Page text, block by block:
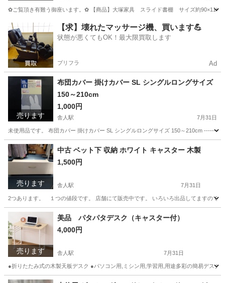
✿ご覧頂き有難う御座います。✿ 【商品】大塚家具 スライド書棚 サイズ約
東京 足立区 舎人駅 収納家具
【求】壊れたマッサージ機、買います💪
状態が悪くてもOK！最大限買取します
プリフラ Ad
売ります
布団カバー 掛けカバー SL シングルロングサイズ
150～210cm
1,000円
舎人駅 7月31日
未使用品です。 布団カバー 掛けカバー SL シングルロングサイズ 150～210cm
東京 足立区 舎人駅 寝具 布団カバー
売ります
中古 ベット下 収納 ホワイト キャスター 木製
1,500円
舎人駅 7月31日
2つあります。 １つの値段です。 店舗にて販売中です。 いろいろ出品してますので
東京 足立区 舎人駅 収納家具 ベット
売ります
美品 パタパタデスク（キャスター付）
4,000円
舎人駅 7月31日
●折りたたみ式の木製天板デスク ●パソコン用,ミシン用,学習用,用途多彩の簡易デス
東京 足立区 舎人駅 デスク